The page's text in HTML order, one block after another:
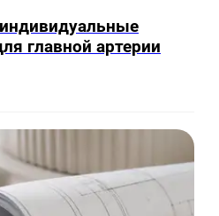
главной артерии